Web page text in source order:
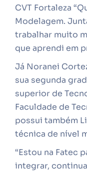
CVT Fortaleza
Modelagem.
trabalhar muito
que aprendi em
Já Noranei
sua segunda
superior de
Faculdade de
possui também
técnica de nível
“Estou na Fatec
integrar,